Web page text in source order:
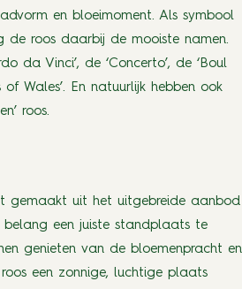
en bloeimoment. Als symbool
de roos daarbij de mooiste namen.
da Vinci’, de ‘Concerto’, de ‘Boul
of Wales’. En natuurlijk hebben ook
roos.
gemaakt uit het uitgebreide aanbod
een juiste standplaats te
genieten van de bloemenpracht en
een zonnige, luchtige plaats